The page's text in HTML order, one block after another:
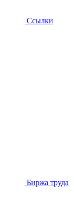
Ссылки
Биржа труда